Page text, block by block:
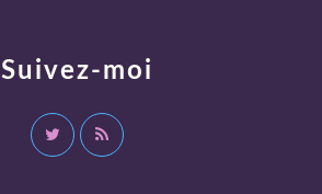
Suivez-moi